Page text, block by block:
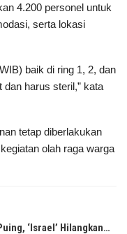
4.200 personel untuk
serta lokasi
baik di ring 1, 2, dan
harus steril,” kata
tetap diberlakukan
olah raga warga
‘Israel’ Hilangkan…